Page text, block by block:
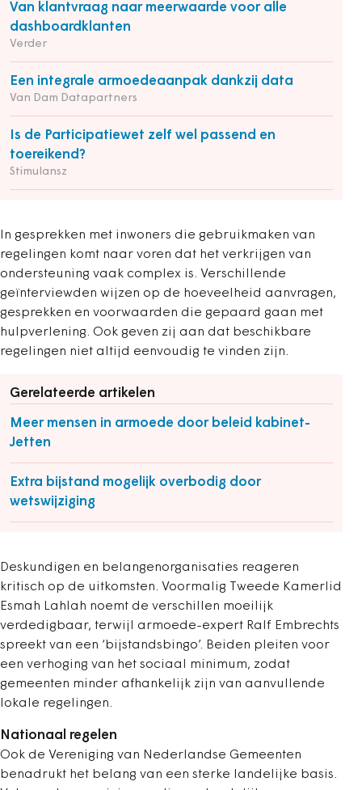
Van klantvraag naar meerwaarde voor alle
dashboardklanten
Verder
Een integrale armoedeaanpak dankzij data
Van Dam Datapartners
Is de Participatiewet zelf wel passend en
toereikend?
Stimulansz
In gesprekken met inwoners die gebruikmaken van
regelingen komt naar voren dat het verkrijgen van
ondersteuning vaak complex is. Verschillende
geïnterviewden wijzen op de hoeveelheid aanvragen,
gesprekken en voorwaarden die gepaard gaan met
hulpverlening. Ook geven zij aan dat beschikbare
regelingen niet altijd eenvoudig te vinden zijn.
Gerelateerde artikelen
Meer mensen in armoede door beleid kabinet-
Jetten
Extra bijstand mogelijk overbodig door
wetswijziging
Deskundigen en belangenorganisaties reageren
kritisch op de uitkomsten. Voormalig Tweede Kamerlid
Esmah Lahlah noemt de verschillen moeilijk
verdedigbaar, terwijl armoede-expert Ralf Embrechts
spreekt van een ‘bijstandsbingo’. Beiden pleiten voor
een verhoging van het sociaal minimum, zodat
gemeenten minder afhankelijk zijn van aanvullende
lokale regelingen.
Nationaal regelen
Ook de Vereniging van Nederlandse Gemeenten
benadrukt het belang van een sterke landelijke basis.